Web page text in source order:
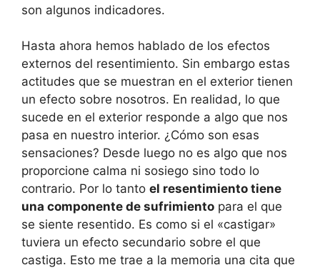
son algunos indicadores.
Hasta ahora hemos hablado de los efectos
externos del resentimiento. Sin embargo estas
actitudes que se muestran en el exterior tienen
un efecto sobre nosotros. En realidad, lo que
sucede en el exterior responde a algo que nos
pasa en nuestro interior. ¿Cómo son esas
sensaciones? Desde luego no es algo que nos
proporcione calma ni sosiego sino todo lo
contrario. Por lo tanto el resentimiento tiene
una componente de sufrimiento para el que
se siente resentido. Es como si el «castigar»
tuviera un efecto secundario sobre el que
castiga. Esto me trae a la memoria una cita que